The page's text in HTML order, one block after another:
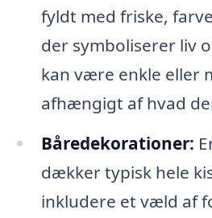
fyldt med friske,
der symboliserer liv
kan være enkle eller
afhængigt af hvad
Båredekorationer:
dækker typisk hele
inkludere et væld af